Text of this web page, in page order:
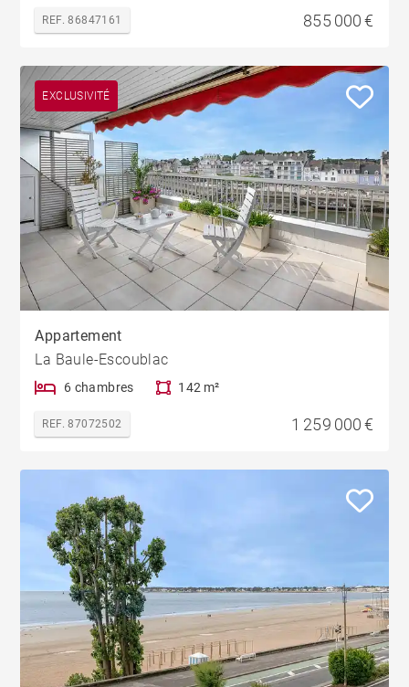
REF. 86847161 855 000 €
EXCLUSIVITÉ
Appartement
La Baule-Escoublac
6 chambres 142 m²
REF. 87072502 1 259 000 €